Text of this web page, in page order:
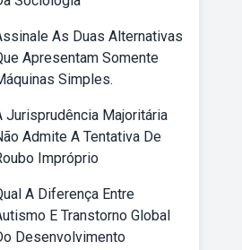
As Duas Alternativas
Apresentam Somente
Simples.
Jurisprudência Majoritária
Admite A Tentativa De
Impróprio
A Diferença Entre
E Transtorno Global
Desenvolvimento